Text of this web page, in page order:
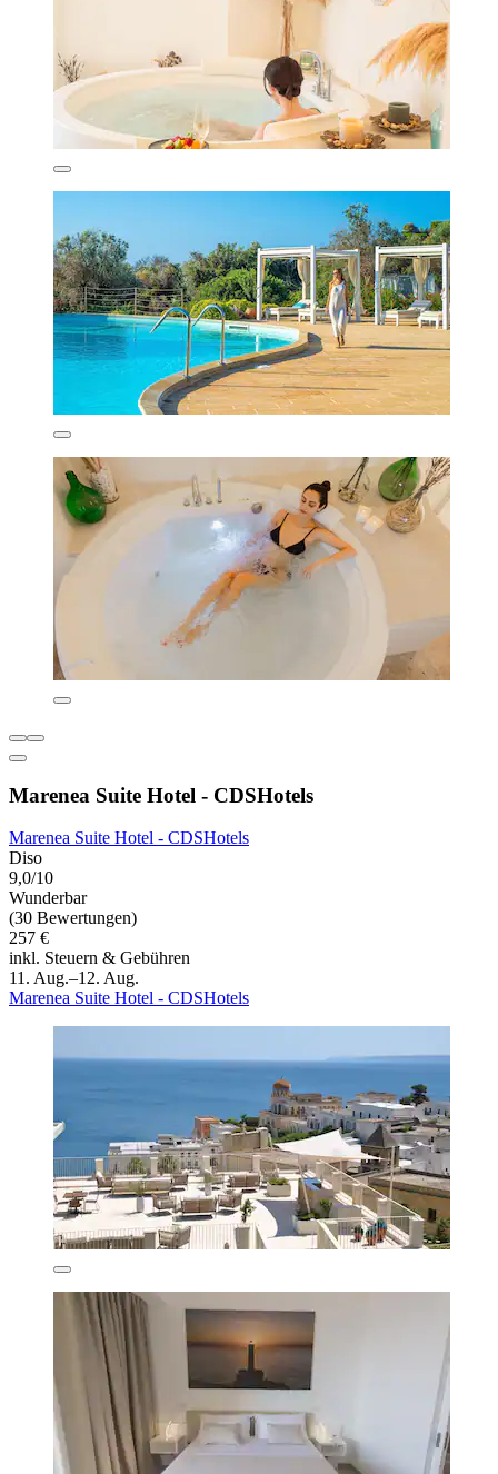
Marenea Suite Hotel - CDSHotels
Marenea Suite Hotel - CDSHotels
Diso
9,0/10
Wunderbar
(30 Bewertungen)
257 €
inkl. Steuern & Gebühren
11. Aug.–12. Aug.
Marenea Suite Hotel - CDSHotels